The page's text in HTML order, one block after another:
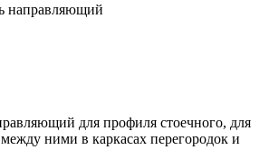
направляющий
для профиля стоечного, для
ними в каркасах перегородок и